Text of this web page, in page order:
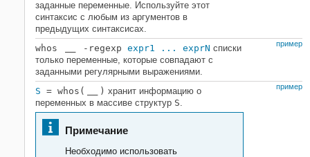
заданные переменные. Используйте этот
синтаксис с любым из аргументов в
предыдущих синтаксисах.
пример
whos -regexp expr1 ... exprN списки
только переменные, которые совпадают с
заданными регулярными выражениями.
пример
S = whos( ) хранит информацию о
переменных в массиве структур S.
Примечание
Необходимо использовать